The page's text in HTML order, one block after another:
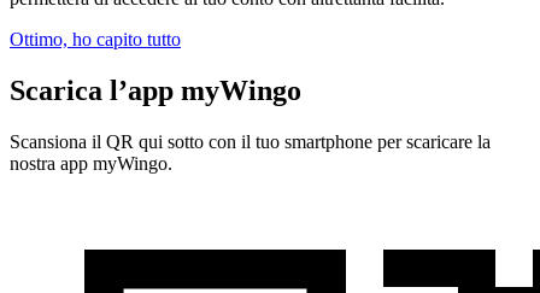
Ottimo, ho capito tutto
Scarica l’app myWingo
Scansiona il QR qui sotto con il tuo smartphone per scaricare la
nostra app myWingo.